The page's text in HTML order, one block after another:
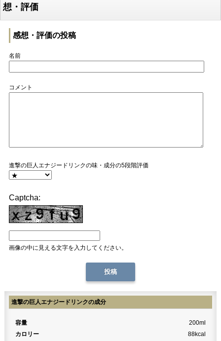
想・評価
感想・評価の投稿
名前
コメント
進撃の巨人エナジードリンクの味・成分の5段階評価
Captcha:
画像の中に見える文字を入力してください。
進撃の巨人エナジードリンクの成分
容量
200ml
カロリー
88kcal